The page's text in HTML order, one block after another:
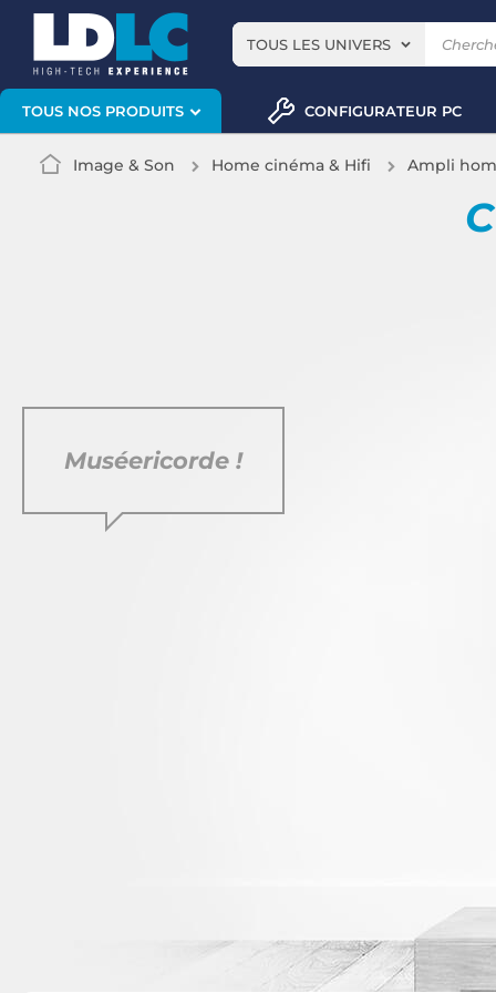
TOUS LES UNIVERS
TOUS NOS PRODUITS CONFIGURATEUR PC
Image & Son Home cinéma & Hifi Ampli
Muséericorde !